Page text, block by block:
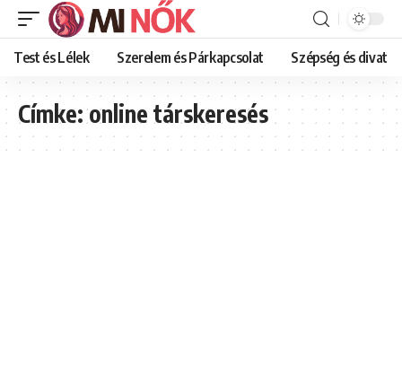
Test és Lélek Szerelem és Párkapcsolat Szépség és divat
Címke:online társkeresés